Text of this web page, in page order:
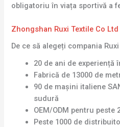
obligatoriu în viața sportivă a
Zhongshan Ruxi Textile Co Ltd
De ce să alegeți compania Ruxi
20 de ani de experiență
Fabrică de 13000 de
90 de mașini italiene
sudură
OEM/ODM pentru peste
Peste 1000 de